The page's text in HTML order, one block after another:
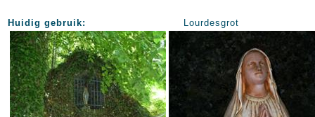
Huidig gebruik: Lourdesgrot